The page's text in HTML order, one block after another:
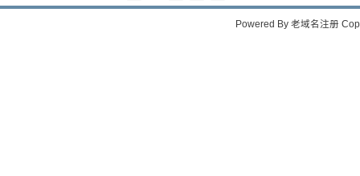
Powered By 老域名注册